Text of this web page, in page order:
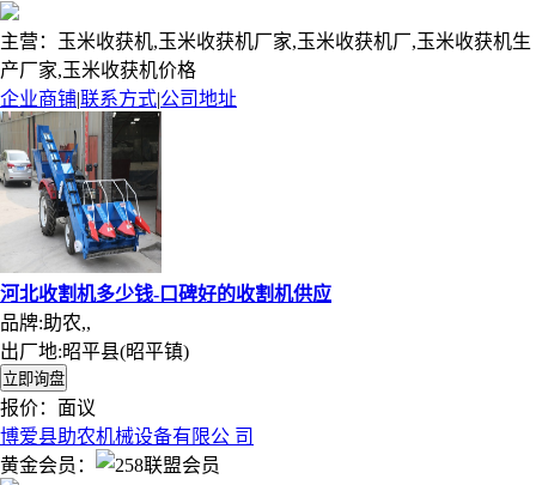
主营：玉米收获机,玉米收获机厂家,玉米收获机厂,玉米收获机生
产厂家,玉米收获机价格
企业商铺|联系方式|公司地址
河北收割机多少钱-口碑好的收割机供应
品牌:助农,,
出厂地:昭平县(昭平镇)
报价： 面议
博爱县助农机械设备有限公 司
黄金会员：